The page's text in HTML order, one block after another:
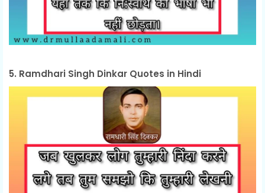
5. Ramdhari Singh Dinkar Quotes in Hindi